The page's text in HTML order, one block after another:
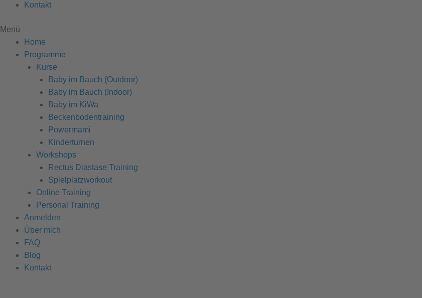
Kontakt
Menü
Home
Programme
Kurse
Baby im Bauch (Outdoor)
Baby im Bauch (Indoor)
Baby im KiWa
Beckenbodentraining
Powermami
Kinderturnen
Workshops
Rectus Diastase Training
Spielplatzworkout
Online Training
Personal Training
Anmelden
Über mich
FAQ
Blog
Kontakt